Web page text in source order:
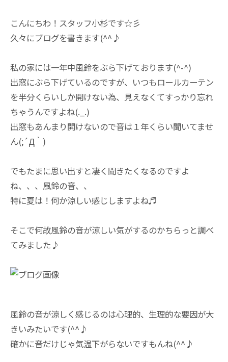
こんにちわ！スタッフ小杉です☆彡
久々にブログを書きます(^^♪
私の家には一年中風鈴をぶら下げております(^-^)
出窓にぶら下げているのですが、いつもロールカーテン
を半分くらいしか開けない為、見えなくてすっかり忘れ
ちゃうんですよね(._.)
出窓もあんまり開けないので音は１年くらい聞いてませ
ん(;´Д｀)
でもたまに思い出すと凄く聞きたくなるのですよ
ね、、、風鈴の音、、
特に夏は！何か涼しい感じしますよね♬
そこで何故風鈴の音が涼しい気がするのかちらっと調べ
てみました♪
風鈴の音が涼しく感じるのは心理的、生理的な要因が大
きいみたいです(^^♪
確かに音だけじゃ気温下がらないですもんね(^^♪